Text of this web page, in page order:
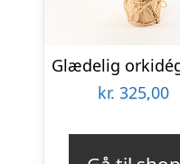
kr. 325,00